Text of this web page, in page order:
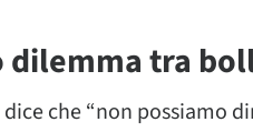
dilemma tra
che “non possiamo